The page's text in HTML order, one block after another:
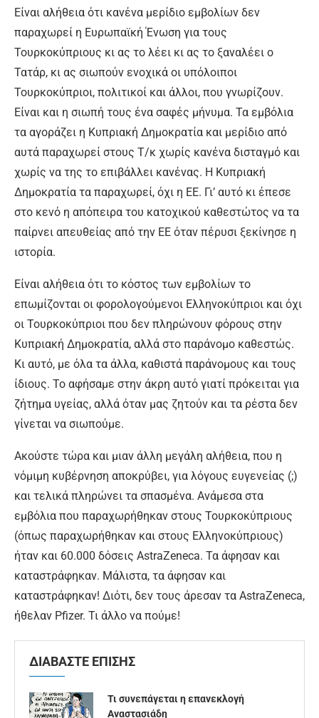
Είναι αλήθεια ότι κανένα μερίδιο εμβολίων δεν
παραχωρεί η Ευρωπαϊκή Ένωση για τους
Τουρκοκύπριους κι ας το λέει κι ας το ξαναλέει ο
Τατάρ, κι ας σιωπούν ενοχικά οι υπόλοιποι
Τουρκοκύπριοι, πολιτικοί και άλλοι, που γνωρίζουν.
Είναι και η σιωπή τους ένα σαφές μήνυμα. Τα εμβόλια
τα αγοράζει η Κυπριακή Δημοκρατία και μερίδιο από
αυτά παραχωρεί στους Τ/κ χωρίς κανένα δισταγμό και
χωρίς να της το επιβάλλει κανένας. Η Κυπριακή
Δημοκρατία τα παραχωρεί, όχι η ΕΕ. Γι’ αυτό κι έπεσε
στο κενό η απόπειρα του κατοχικού καθεστώτος να τα
παίρνει απευθείας από την ΕΕ όταν πέρυσι ξεκίνησε η
ιστορία.
Είναι αλήθεια ότι το κόστος των εμβολίων το
επωμίζονται οι φορολογούμενοι Ελληνοκύπριοι και όχι
οι Τουρκοκύπριοι που δεν πληρώνουν φόρους στην
Κυπριακή Δημοκρατία, αλλά στο παράνομο καθεστώς.
Κι αυτό, με όλα τα άλλα, καθιστά παράνομους και τους
ίδιους. Το αφήσαμε στην άκρη αυτό γιατί πρόκειται για
ζήτημα υγείας, αλλά όταν μας ζητούν και τα ρέστα δεν
γίνεται να σιωπούμε.
Ακούστε τώρα και μιαν άλλη μεγάλη αλήθεια, που η
νόμιμη κυβέρνηση αποκρύβει, για λόγους ευγενείας (;)
και τελικά πληρώνει τα σπασμένα. Ανάμεσα στα
εμβόλια που παραχωρήθηκαν στους Τουρκοκύπριους
(όπως παραχωρήθηκαν και στους Ελληνοκύπριους)
ήταν και 60.000 δόσεις AstraZeneca. Τα άφησαν και
καταστράφηκαν. Μάλιστα, τα άφησαν και
καταστράφηκαν! Διότι, δεν τους άρεσαν τα AstraZeneca,
ήθελαν Pfizer. Τι άλλο να πούμε!
ΔΙΑΒΑΣΤΕ ΕΠΙΣΗΣ
Τι συνεπάγεται η επανεκλογή
Αναστασιάδη